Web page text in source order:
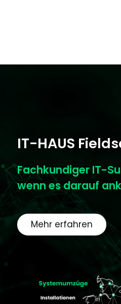
IT-HAUS
Fachkundiger IT-
wenn es darauf
Mehr erfahren